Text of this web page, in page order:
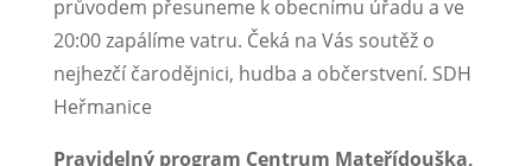
průvodem přesuneme k obecnímu úřadu a ve
20:00 zapálíme vatru. Čeká na Vás soutěž o
nejhezčí čarodějnici, hudba a občerstvení. SDH
Heřmanice
Pravidelný program Centrum Mateřídouška,